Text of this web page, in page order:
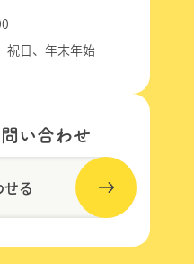
祝日、年末年始
い合わせ
る